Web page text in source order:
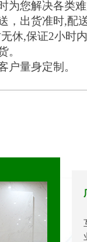
为您解决各类
，出货准时,配
休,保证2小时
。
户量身定制。